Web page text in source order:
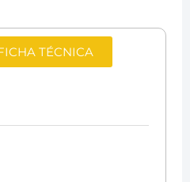
TÉCNICA